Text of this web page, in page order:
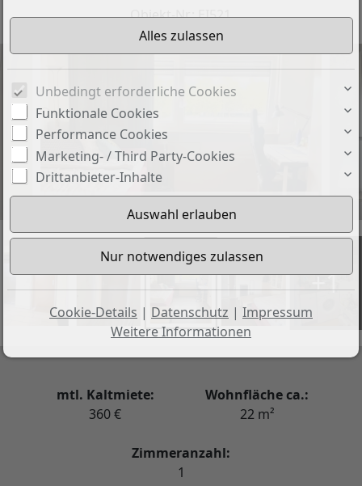
Objekt-Nr.: EI521
+1
mtl. Kaltmiete:
360 €
Wohnfläche ca.:
22 m²
Zimmeranzahl:
1
Unbedingt erforderliche Cookies
Funktionale Cookies
Performance Cookies
Marketing- / Third Party-Cookies
Drittanbieter-Inhalte
Cookie-Details | Datenschutz | Impressum
Weitere Informationen